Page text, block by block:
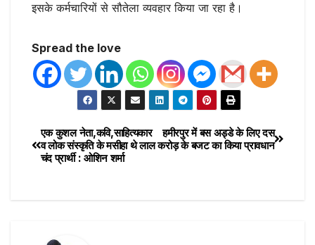
इसके कर्मचारियों से सौतेला व्यवहार किया जा रहा है।
Spread the love
हमीरपुर में बस अड्डे के लिए दस
करोड़ के बजट का किया प्रावधान
एक कुशल नेता,कवि,साहित्यकार
व लोक संस्कृति के मसीहा थे लाल
चंद प्रार्थी : ओशिन शर्मा